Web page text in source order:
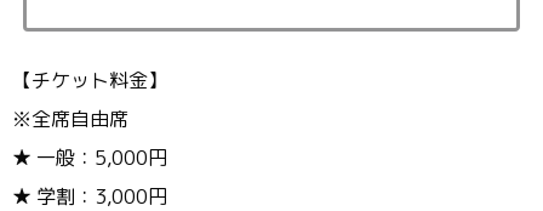
【チケット料金】
※全席自由席
★ 一般：5,000円
★ 学割：3,000円